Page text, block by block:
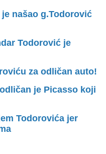
našao g.Todorović
Todorović je
za odličan auto!
je Picasso koji
Todorovića jer